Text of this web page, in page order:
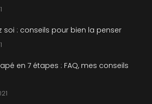
soi : conseils pour bien la penser
en 7 étapes : FAQ, mes conseils